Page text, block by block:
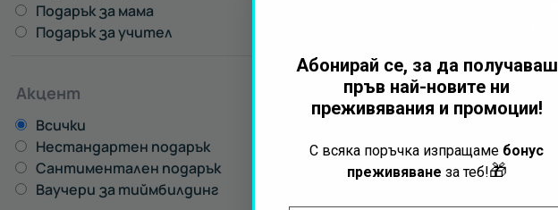
Подарък за мама
Подарък за учител
Акцент
Всички
Нестандартен подарък
Сантиментален подарък
Ваучери за тиймбилдинг
Абонирай се, за да получаваш
пръв най-новите ни
преживявания и промоции!
С всяка поръчка изпращаме бонус
преживяване за теб!🎁